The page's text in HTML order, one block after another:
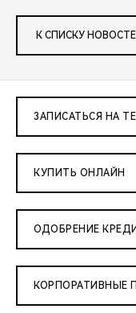
К СПИСКУ
ЗАПИСАТЬСЯ НА
КУПИТЬ ОНЛАЙН
ОДОБРЕНИЕ
КОРПОРАТИВНЫЕ